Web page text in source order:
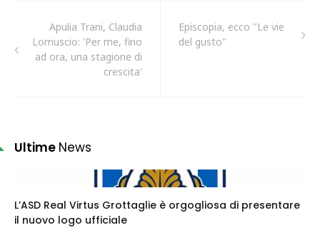
Apulia Trani, Claudia
Lomuscio: 'Per me, fino
ad ora, una stagione di
crescita'
Episcopia, ecco "Le vie
del gusto"
Ultime News
L’ASD Real Virtus Grottaglie è orgogliosa di presentare
il nuovo logo ufficiale